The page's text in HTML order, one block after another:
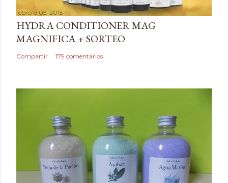
a
r
u
n
c
o
febrero 05, 2015
HYDRA CONDITIONER MAG
MAGNIFICA + SORTEO
Compartir 179 comentarios